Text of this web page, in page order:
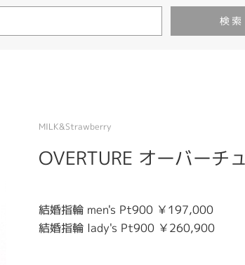
MILK&Strawberry
OVERTURE オーバーチ
結婚指輪 men's Pt900 ￥197,000
結婚指輪 lady's Pt900 ￥260,900